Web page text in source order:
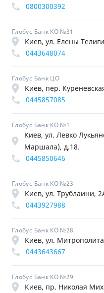
0800300392
Глобус Банк КО №31
Киев, ул. Елены
0443648074
Глобус Банк ЦО
Киев, пер.
0445857085
Глобус Банк КО №1
Киев, ул. Левко
Маршала), д.18.
0445850646
Глобус Банк КО №23
Киев, ул. Трублаини,
0443927988
Глобус Банк КО №28
Киев, ул.
0443643667
Глобус Банк КО №29
Киев, пр. Николая